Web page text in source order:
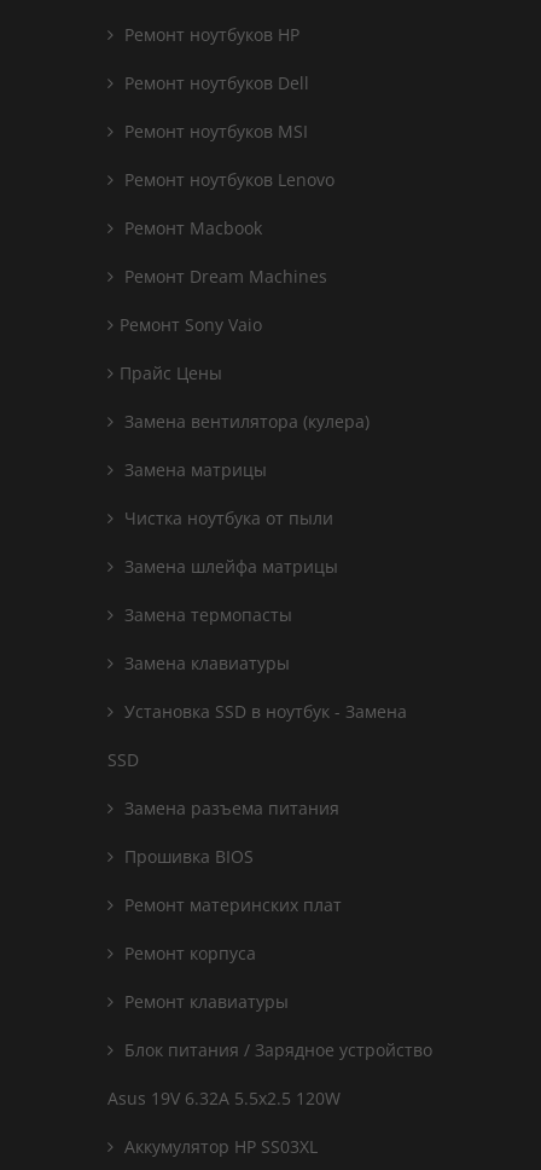
Ремонт ноутбуков HP
Ремонт ноутбуков Dell
Ремонт ноутбуков MSI
Ремонт ноутбуков Lenovo
Ремонт Macbook
Ремонт Dream Machines
Ремонт Sony Vaio
Прайс Цены
Замена вентилятора (кулера)
Замена матрицы
Чистка ноутбука от пыли
Замена шлейфа матрицы
Замена термопасты
Замена клавиатуры
Установка SSD в ноутбук - Замена
SSD
Замена разъема питания
Прошивка BIOS
Ремонт материнских плат
Ремонт корпуса
Ремонт клавиатуры
Блок питания / Зарядное устройство
Asus 19V 6.32A 5.5x2.5 120W
Аккумулятор HP SS03XL